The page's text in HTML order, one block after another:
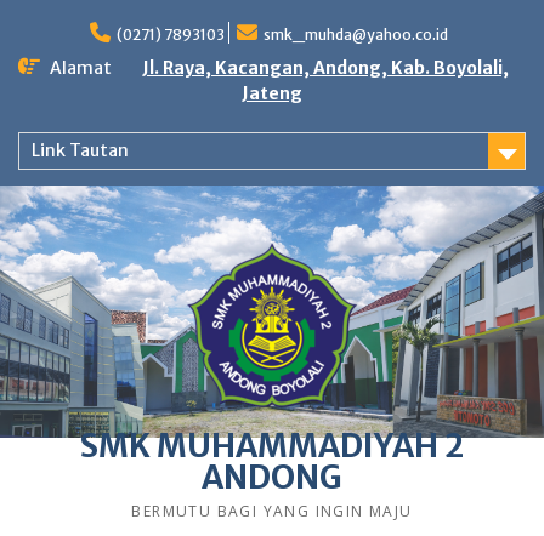
content
(0271) 7893103 smk_muhda@yahoo.co.id
Alamat
Jl. Raya, Kacangan, Andong, Kab. Boyolali,
Jateng
Link Tautan
SMK MUHAMMADIYAH 2
ANDONG
BERMUTU BAGI YANG INGIN MAJU